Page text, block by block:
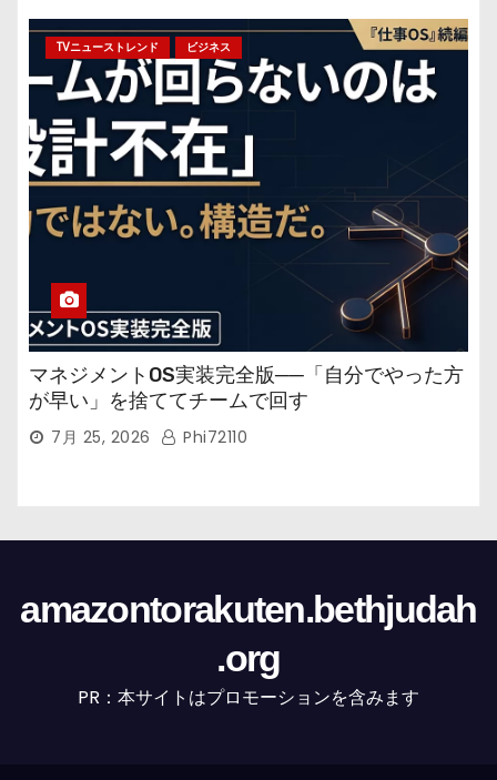
TVニューストレンド ビジネス
マネジメントOS実装完全版──「自分でやった方
が早い」を捨ててチームで回す
7月 25, 2026 Phi72110
amazontorakuten.bethjudah
.org
PR：本サイトはプロモーションを含みます